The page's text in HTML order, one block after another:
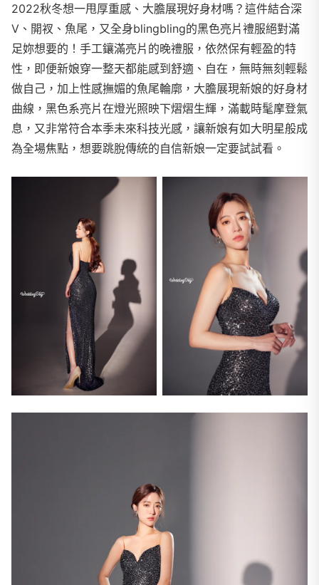
2022秋冬想一甩厚重感、大膽展現好身材嗎？這件結合深
V、開衩、魚尾，又全身blingbling的黑色亮片禮服絕對滿
足妳想要的！手工鑲滿亮片的晚禮服，依然保有輕盈的特
性，即便新娘穿一整天都能感到舒適、自在，無時無刻輕鬆
做自己，加上性感撫媚的魚尾輪廓，大膽展現新娘的好身材
曲線，黑色系亮片在燈光照映下熠熠生輝，滿載時髦摩登氣
息，又非常符合本季未來科技光感，讓新娘有如大明星般成
為全場焦點，想要跳脫傳統的自信新娘一定要試試看。